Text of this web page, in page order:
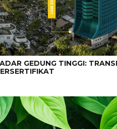
GEDUNG TINGGI: